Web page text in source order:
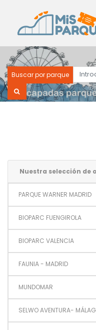
Buscar por parque
Nuestra selección de
PARQUE WARNER MADRID
BIOPARC FUENGIROLA
BIOPARC VALENCIA
FAUNIA - MADRID
MUNDOMAR
SELWO AVENTURA-